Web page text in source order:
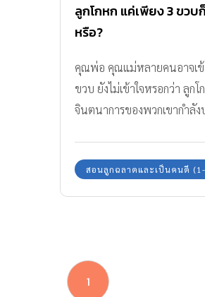
ลูกโกหก แค่เพียง 3 ขวบ
หรือ?
คุณพ่อ คุณแม่หลายคนอาจเข้า
ขวบ ยังไม่เข้าใจหรอกว่า ลูก
จินตนาการของพวกเขากำลัง
สอนลูกฉลาดและเป็นคนดี
1